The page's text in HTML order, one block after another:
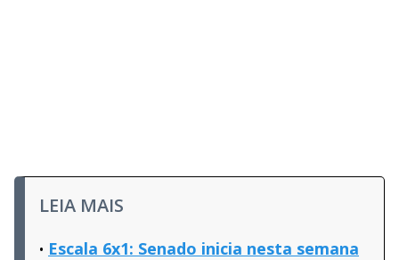
LEIA MAIS
Escala 6x1: Senado inicia nesta semana